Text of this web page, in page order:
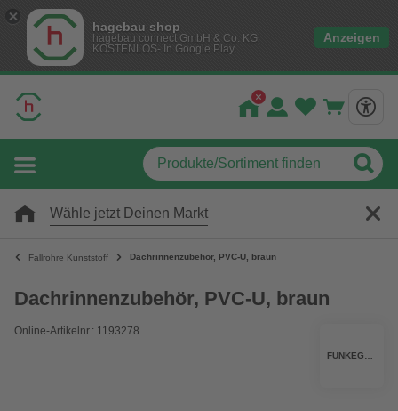
hagebau shop
hagebau connect GmbH & Co. KG
KOSTENLOS- In Google Play
Anzeigen
Wähle jetzt Deinen Markt
Fallrohre Kunststoff Dachrinnenzubehör, PVC-U, braun
Dachrinnenzubehör, PVC-U, braun
Online-Artikelnr.: 1193278